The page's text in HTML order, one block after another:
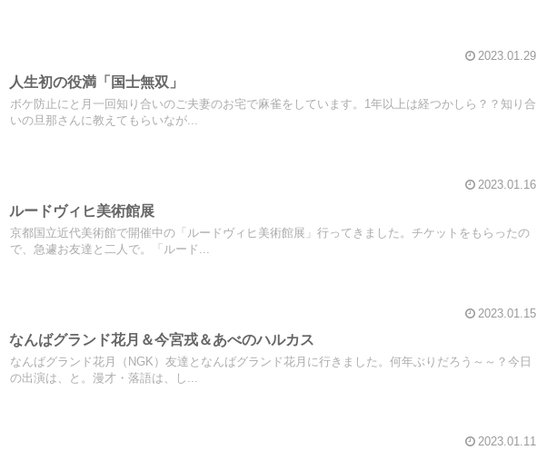
2023.01.29
人生初の役満「国士無双」
ボケ防止にと月一回知り合いのご夫妻のお宅で麻雀をしています。1年以上は経つかしら？？知り合
いの旦那さんに教えてもらいなが...
2023.01.16
ルードヴィヒ美術館展
京都国立近代美術館で開催中の「ルードヴィヒ美術館展」行ってきました。チケットをもらったの
で、急遽お友達と二人で。「ルード...
2023.01.15
なんばグランド花月＆今宮戎＆あべのハルカス
なんばグランド花月（NGK）友達となんばグランド花月に行きました。何年ぶりだろう～～？今日
の出演は、と。漫才・落語は、し...
2023.01.11